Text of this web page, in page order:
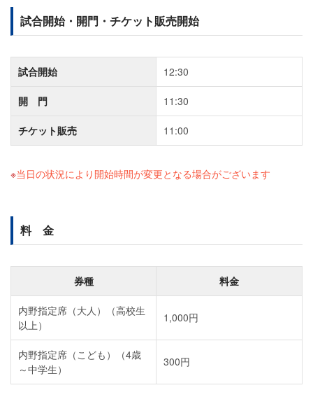
試合開始・開門・チケット販売開始
試合開始 12:30
開 門 11:30
チケット販売 11:00
当日の状況により開始時間が変更となる場合がございます
料 金
券種 料金
内野指定席（大人）（高校生
以上）
1,000円
内野指定席（こども）（4歳
～中学生）
300円